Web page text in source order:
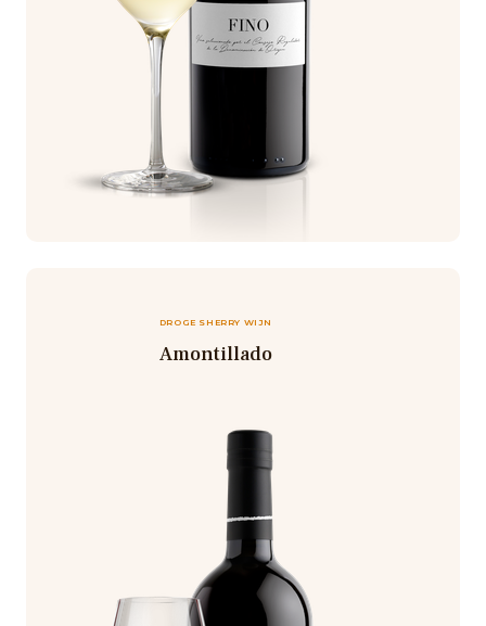
DROGE SHERRY WIJN
Amontillado